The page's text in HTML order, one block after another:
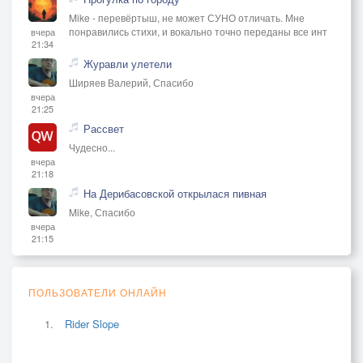
вчера
21:34
Mike - перевёртыш, не может СУНО отличать. Мне
понравились стихи, и вокально точно переданы все инт
вчера
21:25
Журавли улетели
Ширяев Валерий, Спасибо
вчера
21:18
Рассвет
Чудесно...
вчера
21:15
На Дерибасовской открылася пивная
Mike, Спасибо
ПОЛЬЗОВАТЕЛИ ОНЛАЙН
Rider Slope